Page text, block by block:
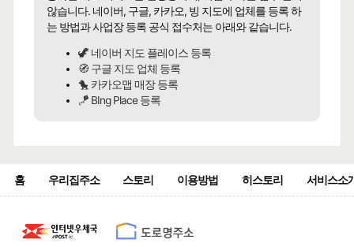
않습니다. 네이버, 구글, 카카오, 빙 지도에 업체를 등록 하
는 방법과 사업장 등록 공식 접수처는 아래와 같습니다.
🦖 네이버 지도 플레이스 등록
🧭 구글 지도 업체 등록
🐤 카카오맵 매장 등록
🪁 BIng Place 등록
홈 우리집주소 스토리 이용방법 히스토리 서비스소